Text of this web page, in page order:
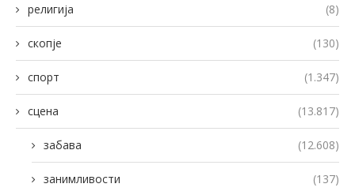
религија (8)
скопје (130)
спорт (1.347)
сцена (13.817)
забава (12.608)
занимливости (137)